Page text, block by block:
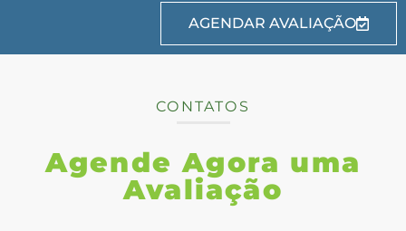
AGENDAR AVALIAÇÃO
CONTATOS
Agende Agora uma
Avaliação